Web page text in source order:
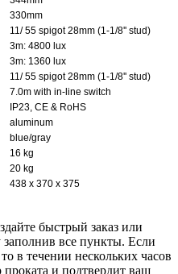
330mm
11/ 55 spigot 28mm (1-1/8'' stud)
3m: 4800 lux
3m: 1360 lux
11/ 55 spigot 28mm (1-1/8'' stud)
7.0m with in-line switch
IP23, CE & RoHS
aluminum
blue/gray
16 kg
20 kg
438 x 370 x 375
быстрый заказ или
все пункты. Если
в течении нескольких часов
и подтвердит ваш